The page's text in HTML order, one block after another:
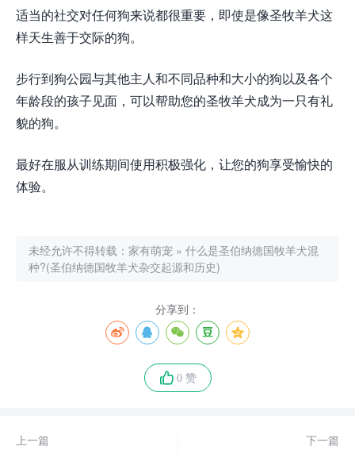
适当的社交对任何狗来说都很重要，即使是像圣牧羊犬这
样天生善于交际的狗。
步行到狗公园与其他主人和不同品种和大小的狗以及各个
年龄段的孩子见面，可以帮助您的圣牧羊犬成为一只有礼
貌的狗。
最好在服从训练期间使用积极强化，让您的狗享受愉快的
体验。
未经允许不得转载： 家有萌宠 » 什么是圣伯纳德国牧羊犬混
种?(圣伯纳德国牧羊犬杂交起源和历史)
分享到：
0 赞
上一篇
下一篇